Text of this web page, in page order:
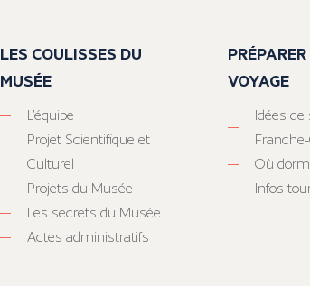
LES COULISSES DU
MUSÉE
L’équipe
Projet Scientifique et
Culturel
Projets du Musée
Les secrets du Musée
Actes administratifs
VOYAGE
Idées
Où
Infos